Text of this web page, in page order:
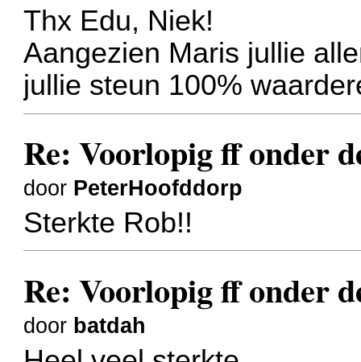
Thx Edu, Niek!
Aangezien Maris jullie
jullie steun 100%
Re: Voorlopig ff onder
door PeterHoofddorp
Sterkte Rob!!
Re: Voorlopig ff onder
door batdah